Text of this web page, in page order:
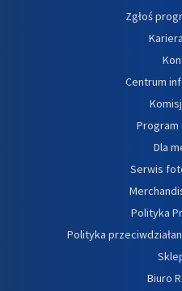
Zgłoś
Centrum
Program
Dla
Serwis
Polityka
Polityka
Biuro